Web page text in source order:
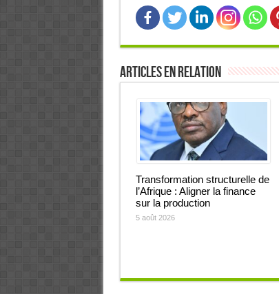
Articles en relation
Transformation structurelle de
l’Afrique : Aligner la finance
sur la production
5 août 2026